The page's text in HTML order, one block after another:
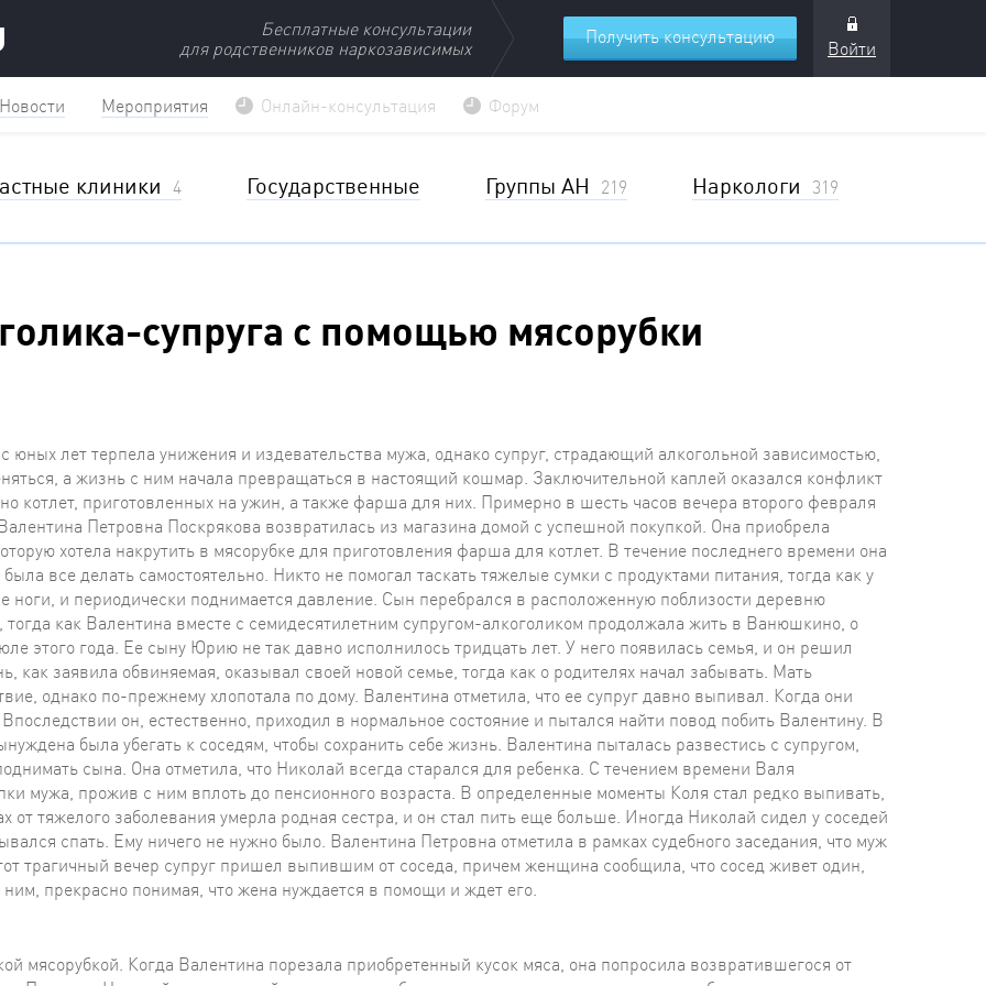
Войти
Получить консультацию
Бесплатные консультации
для родственников наркозависимых
Новости Мероприятия Онлайн-консультация Форум
клиники 4 Государственные Группы АН 219 Наркологи 319
супруга с помощью мясорубки
юных лет терпела унижения и издевательства мужа, однако супруг, страдающий алкогольной зависимостью,
а жизнь с ним начала превращаться в настоящий кошмар. Заключительной каплей оказался конфликт
котлет, приготовленных на ужин, а также фарша для них. Примерно в шесть часов вечера второго февраля
Петровна Поскрякова возвратилась из магазина домой с успешной покупкой. Она приобрела
хотела накрутить в мясорубке для приготовления фарша для котлет. В течение последнего времени она
все делать самостоятельно. Никто не помогал таскать тяжелые сумки с продуктами питания, тогда как у
ноги, и периодически поднимается давление. Сын перебрался в расположенную поблизости деревню
как Валентина вместе с семидесятилетним супругом-алкоголиком продолжала жить в Ванюшкино, о
этого года. Ее сыну Юрию не так давно исполнилось тридцать лет. У него появилась семья, и он решил
как заявила обвиняемая, оказывал своей новой семье, тогда как о родителях начал забывать. Мать
однако по-прежнему хлопотала по дому. Валентина отметила, что ее супруг давно выпивал. Когда они
он, естественно, приходил в нормальное состояние и пытался найти повод побить Валентину. В
была убегать к соседям, чтобы сохранить себе жизнь. Валентина пыталась развестись с супругом,
сына. Она отметила, что Николай всегда старался для ребенка. С течением времени Валя
мужа, прожив с ним вплоть до пенсионного возраста. В определенные моменты Коля стал редко выпивать,
от тяжелого заболевания умерла родная сестра, и он стал пить еще больше. Иногда Николай сидел у соседей
спать. Ему ничего не нужно было. Валентина Петровна отметила в рамках судебного заседания, что муж
трагичный вечер супруг пришел выпившим от соседа, причем женщина сообщила, что сосед живет один,
прекрасно понимая, что жена нуждается в помощи и ждет его.
Когда Валентина порезала приобретенный кусок мяса, она попросила возвратившегося от